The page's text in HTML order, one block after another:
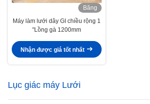
Băng
hình
Máy làm lưới dây GI chiều rộng 1
"Lồng gà 1200mm
Nhận được giá tốt nhất
Lục giác máy Lưới